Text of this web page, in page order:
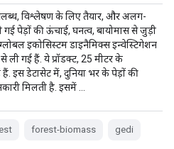
विश्लेषण के लिए तैयार, और अलग-
गई पेड़ों की ऊंचाई, घनत्व, बायोमास से जुड़ी
इकोसिस्टम डाइनैमिक्स इन्वेस्टिगेशन
गई हैं. ये प्रॉडक्ट, 25 मीटर के
हैं. इस डेटासेट में, दुनिया भर के पेड़ों की
मिलती है. इसमें …
forest-biomass gedi